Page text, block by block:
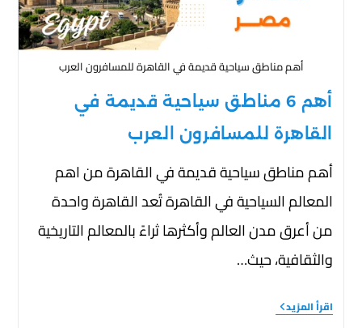
أهم مناطق سياحية قديمة في القاهرة للمسافرون العرب
أهم 6 مناطق سياحية قديمة في
القاهرة للمسافرون العرب
أهم مناطق سياحية قديمة في القاهرة من اهم
المعالم السياحية في القاهرة تُعد القاهرة واحدة
من أعرق مدن العالم وأكثرها ثراءً بالمعالم التاريخية
والثقافية، حيث…
اقرأ المزيد